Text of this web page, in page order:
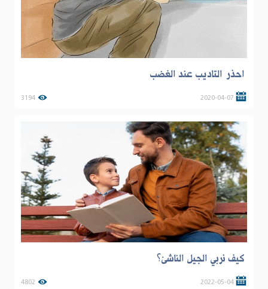
احذر التاديب عند الغضب
2020-04-07
3194
كيف نربي الجيل الناشئ؟
2022-05-04
4802